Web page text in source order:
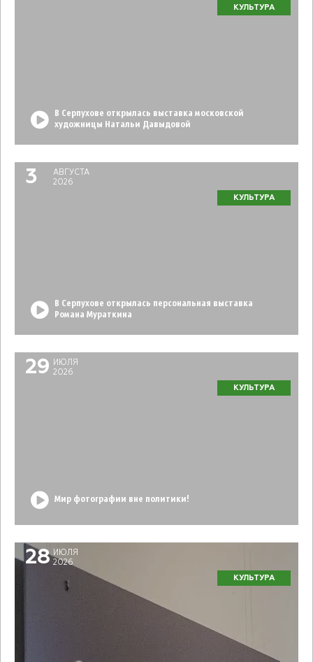
КУЛЬТУРА
В Серпухове открылась выставка московской
художницы Натальи Давыдовой
3
АВГУСТА
2026
КУЛЬТУРА
В Серпухове открылась персональная выставка
Романа Мураткина
29
ИЮЛЯ
2026
КУЛЬТУРА
Мир фотографии вне политики!
28 ИЮЛЯ
2026
КУЛЬТУРА